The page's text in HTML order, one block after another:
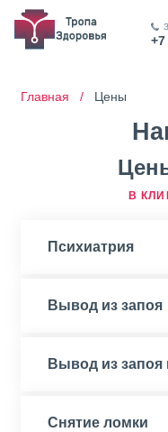
Главная / Цены
В
Психиатрия
Вывод из запоя
Вывод из запоя
Снятие ломки